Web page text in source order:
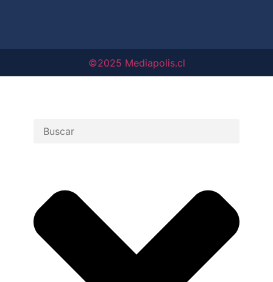
©2025 Mediapolis.cl